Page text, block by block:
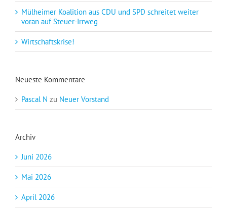
Mülheimer Koalition aus CDU und SPD schreitet weiter
voran auf Steuer-Irrweg
Wirtschaftskrise!
Neueste Kommentare
Pascal N zu Neuer Vorstand
Archiv
Juni 2026
Mai 2026
April 2026